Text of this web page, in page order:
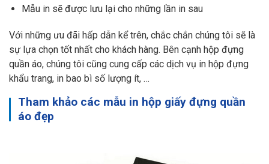
Mẫu in sẽ được lưu lại cho những lần in sau
Với những ưu đãi hấp dẫn kể trên, chắc chắn chúng tôi sẽ là
sự lựa chọn tốt nhất cho khách hàng. Bên cạnh hộp đựng
quần áo, chúng tôi cũng cung cấp các dịch vụ in hộp đựng
khẩu trang, in bao bì số lượng ít, …
Tham khảo các mẫu in hộp giấy đựng quần
áo đẹp